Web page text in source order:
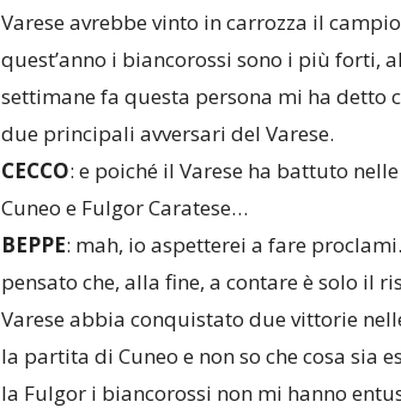
Varese avrebbe vinto in carrozza il
quest’anno i biancorossi sono i più forti,
settimane fa questa persona mi ha detto
due principali avversari del Varese.
CECCO: e poiché il Varese ha battuto
Cuneo e Fulgor Caratese…
BEPPE: mah, io aspetterei a fare
pensato che, alla fine, a contare è solo il
Varese abbia conquistato due vittorie
la partita di Cuneo e non so che cosa sia
la Fulgor i biancorossi non mi hanno